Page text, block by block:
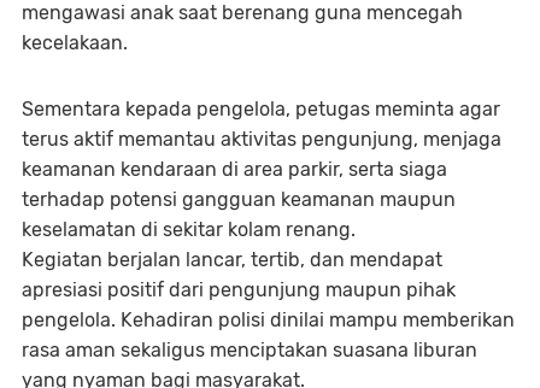
mengawasi anak saat berenang guna mencegah
kecelakaan.
Sementara kepada pengelola, petugas meminta agar
terus aktif memantau aktivitas pengunjung, menjaga
keamanan kendaraan di area parkir, serta siaga
terhadap potensi gangguan keamanan maupun
keselamatan di sekitar kolam renang.
Kegiatan berjalan lancar, tertib, dan mendapat
apresiasi positif dari pengunjung maupun pihak
pengelola. Kehadiran polisi dinilai mampu memberikan
rasa aman sekaligus menciptakan suasana liburan
yang nyaman bagi masyarakat.